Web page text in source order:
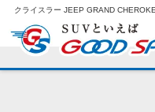
クライスラー JEEP GRAND